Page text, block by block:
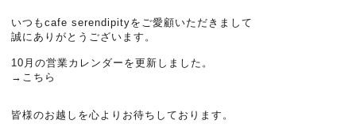
いつもcafe serendipityをご愛顧いただきまして
誠にありがとうございます。
10月の営業カレンダーを更新しました。
→ こちら
皆様のお越しを心よりお待ちしております。